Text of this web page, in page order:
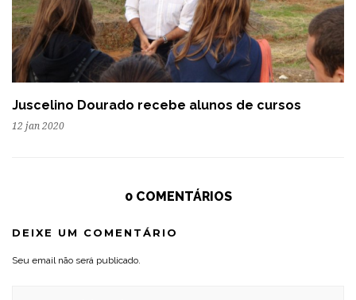
Juscelino Dourado recebe alunos de cursos
12 jan 2020
0 COMENTÁRIOS
DEIXE UM COMENTÁRIO
Seu email não será publicado.